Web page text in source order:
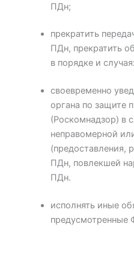
ПДн;
прекратить
ПДн, прекратить
в порядке и
своевременно
органа по защите
(Роскомнадзор) в
неправомерной
(предоставления,
ПДн, повлекшей
ПДн.
исполнять иные
предусмотренные